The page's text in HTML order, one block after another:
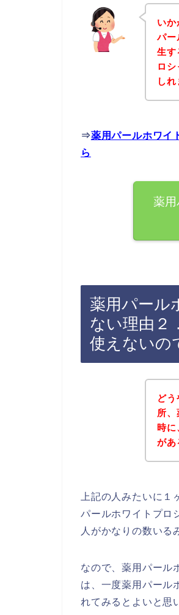
いか
パー
生す
ロ
しれ
⇒薬用パールホワイ
ら
薬用
薬用パール
ない理由２
使えないの
ど
所、
時
があ
上記の人みたいに
パールホワイトプロ
人がかなりの数いる
なので、薬用パール
は、一度薬用パール
れてみるとよいと思